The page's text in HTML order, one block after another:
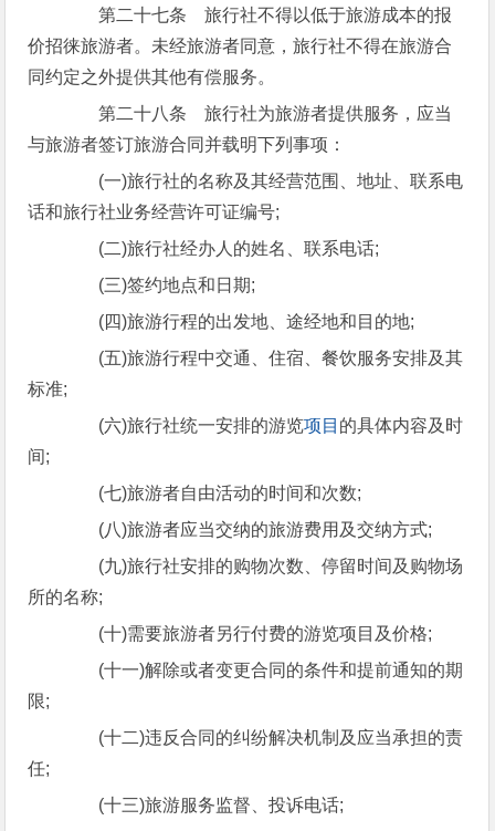
第二十七条 旅行社不得以低于旅游成本的报
价招徕旅游者。未经旅游者同意，旅行社不得在旅游合
同约定之外提供其他有偿服务。
第二十八条 旅行社为旅游者提供服务，应当
与旅游者签订旅游合同并载明下列事项：
(一)旅行社的名称及其经营范围、地址、联系电
话和旅行社业务经营许可证编号;
(二)旅行社经办人的姓名、联系电话;
(三)签约地点和日期;
(四)旅游行程的出发地、途经地和目的地;
(五)旅游行程中交通、住宿、餐饮服务安排及其
标准;
(六)旅行社统一安排的游览项目 的具体内容及时
间;
(七)旅游者自由活动的时间和次数;
(八)旅游者应当交纳的旅游费用及交纳方式;
(九)旅行社安排的购物次数、停留时间及购物场
所的名称;
(十)需要旅游者另行付费的游览项目及价格;
(十一)解除或者变更合同的条件和提前通知的期
限;
(十二)违反合同的纠纷解决机制及应当承担的责
任;
(十三)旅游服务监督、投诉电话;